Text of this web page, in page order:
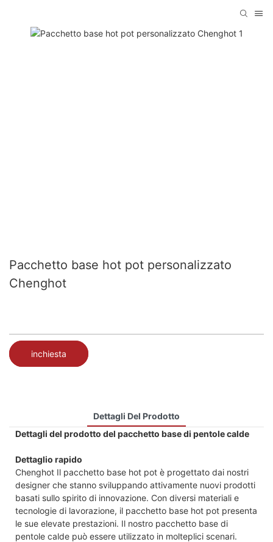
Pacchetto base hot pot personalizzato
Chenghot
inchiesta
Dettagli Del Prodotto
Dettagli del prodotto del pacchetto base di pentole calde
Dettaglio rapido
Chenghot Il pacchetto base hot pot è progettato dai nostri
designer che stanno sviluppando attivamente nuovi prodotti
basati sullo spirito di innovazione. Con diversi materiali e
tecnologie di lavorazione, il pacchetto base hot pot presenta
le sue elevate prestazioni. Il nostro pacchetto base di
pentole calde può essere utilizzato in molteplici scenari.